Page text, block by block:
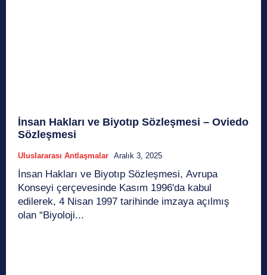
İnsan Hakları ve Biyotıp Sözleşmesi – Oviedo
Sözleşmesi
Uluslararası Antlaşmalar Aralık 3, 2025
İnsan Hakları ve Biyotıp Sözleşmesi, Avrupa
Konseyi çerçevesinde Kasım 1996'da kabul
edilerek, 4 Nisan 1997 tarihinde imzaya açılmış
olan “Biyoloji...